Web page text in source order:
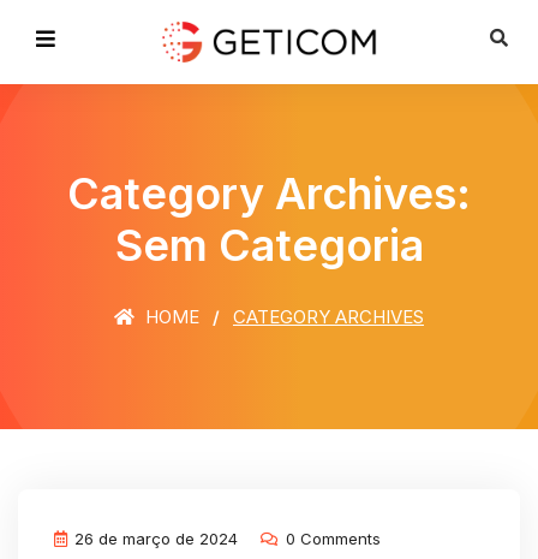
Category Archives:
Sem Categoria
HOME CATEGORY ARCHIVES
26 de março de 2024 0 Comments